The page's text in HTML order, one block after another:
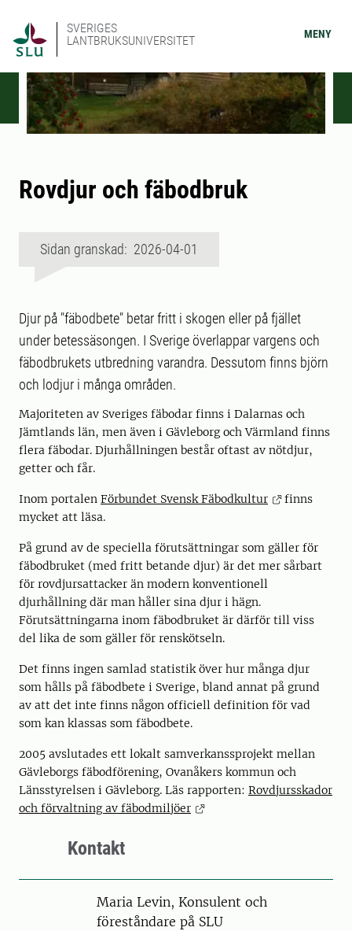
SVERIGES
LANTBRUKSUNIVERSITET
MENY
Rovdjur och fäbodbruk
Sidan granskad: 2026-04-01
Djur på "fäbodbete" betar fritt i skogen eller på fjället
under betessäsongen. I Sverige överlappar vargens och
fäbodbrukets utbredning varandra. Dessutom finns björn
och lodjur i många områden.
Majoriteten av Sveriges fäbodar finns i Dalarnas och
Jämtlands län, men även i Gävleborg och Värmland finns
flera fäbodar. Djurhållningen består oftast av nötdjur,
getter och får.
Inom portalen Förbundet Svensk Fäbodkultur
finns
mycket att läsa.
På grund av de speciella förutsättningar som gäller för
fäbodbruket (med fritt betande djur) är det mer sårbart
för rovdjursattacker än modern konventionell
djurhållning där man håller sina djur i hägn.
Förutsättningarna inom fäbodbruket är därför till viss
del lika de som gäller för renskötseln.
Det finns ingen samlad statistik över hur många djur
som hålls på fäbodbete i Sverige, bland annat på grund
av att det inte finns någon officiell definition för vad
som kan klassas som fäbodbete.
2005 avslutades ett lokalt samverkanssprojekt mellan
Gävleborgs fäbodförening, Ovanåkers kommun och
Länsstyrelsen i Gävleborg. Läs rapporten: Rovdjursskador
och förvaltning av fäbodmiljöer
Kontakt
PersonMaria Levin, Konsulent och
föreståndare på SLU